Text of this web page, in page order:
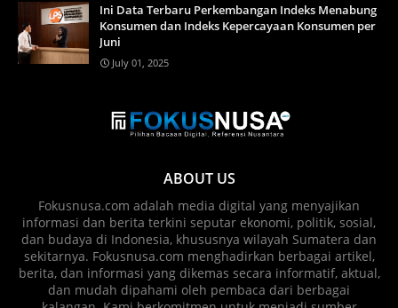
Ini Data Terbaru Perkembangan Indeks Menabung
Konsumen dan Indeks Kepercayaan Konsumen per
Juni
July 01, 2025
ABOUT US
Fokusnusa.com adalah media digital yang menyajikan
informasi dan berita terkini seputar ekonomi, politik, sosial,
dan budaya di Indonesia, khususnya wilayah Sumatera dan
sekitarnya. Fokusnusa.com menghadirkan berbagai artikel,
berita, dan informasi yang dikemas secara informatif, aktual,
dan mudah dipahami oleh pembaca dari berbagai